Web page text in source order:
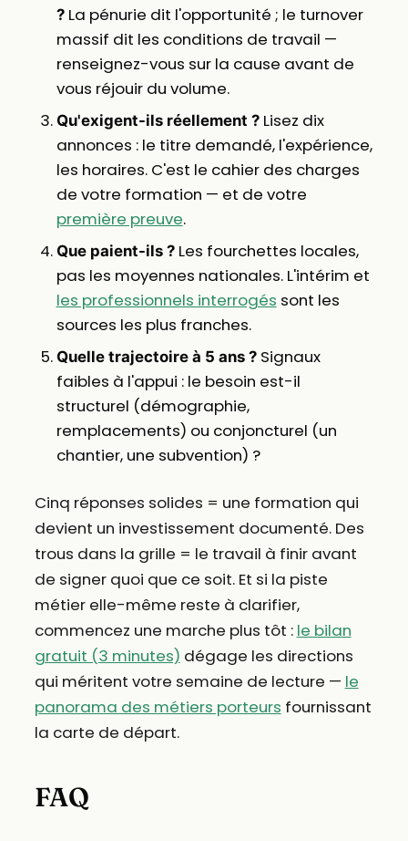
?La pénurie dit l'opportunité ; le turnover
massif dit les conditions de travail —
renseignez-vous sur la cause avant de
vous réjouir du volume.
Qu'exigent-ils réellement ?Lisez dix
annonces : le titre demandé, l'expérience,
les horaires. C'est le cahier des charges
de votre formation — et de votre
première preuve.
Que paient-ils ?Les fourchettes locales,
pas les moyennes nationales. L'intérim et
les professionnels interrogés sont les
sources les plus franches.
Quelle trajectoire à 5 ans ?Signaux
faibles à l'appui : le besoin est-il
structurel (démographie,
remplacements) ou conjoncturel (un
chantier, une subvention) ?
Cinq réponses solides = une formation qui
devient un investissement documenté. Des
trous dans la grille = le travail à finir avant
de signer quoi que ce soit. Et si la piste
métier elle-même reste à clarifier,
commencez une marche plus tôt : le bilan
gratuit (3 minutes) dégage les directions
qui méritent votre semaine de lecture — le
panorama des métiers porteurs fournissant
la carte de départ.
FAQ